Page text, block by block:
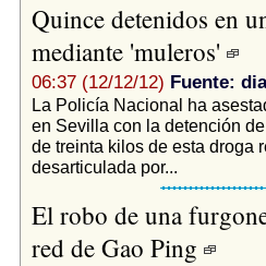
Quince detenidos en
mediante 'muleros'
06:37 (12/12/12) Fuente:
La Policía Nacional ha
en Sevilla con la detención
de treinta kilos de esta droga
desarticulada por...
El robo de una
red de Gao Ping